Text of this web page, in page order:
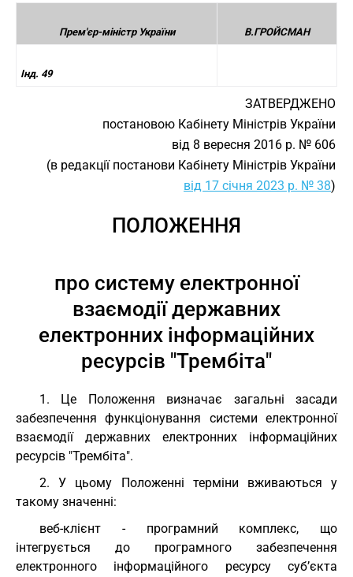
Прем'єр-міністр України В.ГРОЙСМАН
Інд. 49
ЗАТВЕРДЖЕНО
постановою Кабінету Міністрів України
від 8 вересня 2016 р. № 606
(в редакції постанови Кабінету Міністрів України
від 17 січня 2023 р. № 38)
ПОЛОЖЕННЯ
про систему електронної
взаємодії державних
електронних інформаційних
ресурсів "Трембіта"
1. Це Положення визначає загальні засади
забезпечення функціонування системи електронної
взаємодії державних електронних інформаційних
ресурсів "Трембіта".
2. У цьому Положенні терміни вживаються у
такому значенні:
веб-клієнт - програмний комплекс, що
інтегрується до програмного забезпечення
електронного інформаційного ресурсу суб’єкта